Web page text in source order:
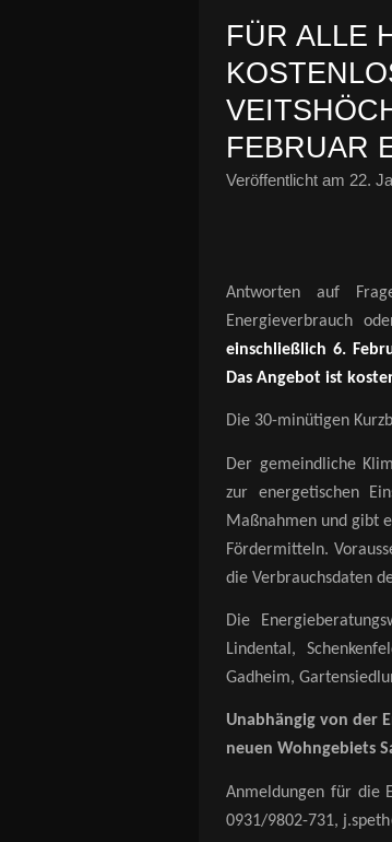
FÜR ALLE
FEBRUAR
Veröffentlicht am 22.
Antworten auf
Energieverbrauch
einschließlich 6.
Das Angebot ist
Die 30-minütigen
Der gemeindliche
zur energetischen
Maßnahmen und gibt
Fördermitteln.
die Verbrauchsdaten
Die
Lindental,
Gadheim,
Unabhängig von der
neuen Wohngebiets
Anmeldungen für die
0931/9802-731,